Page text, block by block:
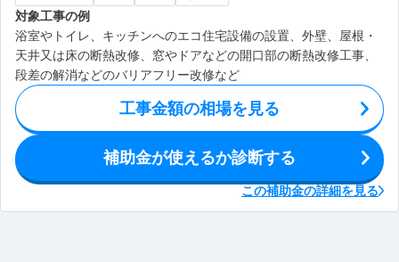
対象工事の例
浴室やトイレ、キッチンへのエコ住宅設備の設置、外壁、屋根・
天井又は床の断熱改修、窓やドアなどの開口部の断熱改修工事、
段差の解消などのバリアフリー改修など
工事金額の相場を見る
補助金が使えるか診断する
この補助金の詳細を見る